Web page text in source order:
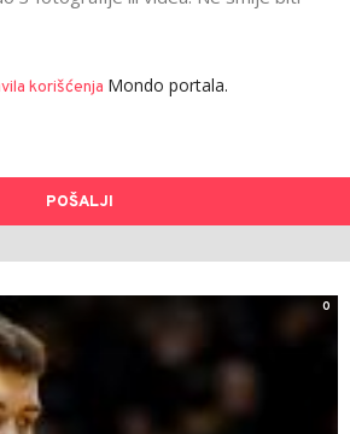
korišćenja Mondo portala.
POŠALJI
0